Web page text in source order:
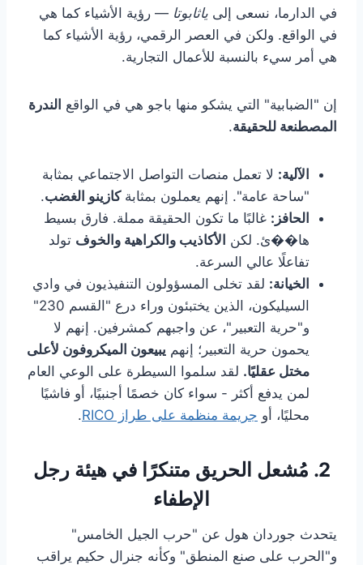
في الدارما، نسعى إلى ياثابوتا — رؤية الأشياء كما هي
في الواقع. ولكن في العصر الرقمي، رؤية الأشياء كما
هي أمر سيء بالنسبة للأعمال التجارية.
إن "الضبابية" التي يشكو منها باجو هي في الواقع الندرة
المصطنعة للحقيقة.
الآلية: لا تعمل منصات التواصل الاجتماعي بمثابة
"ساحة عامة". إنهم يعملون بمثابةكازينو الغضب.
الحافز: غالبًا ما تكون الحقيقة مملة. فارق بسيط
ها��ئ. لكن الأكاذيب والكراهية والخوف تولد
تفاعلًا عالي السرعة.
الخيانة: لقد تخلى المسؤولون التنفيذيون في وادي
السيليكون، الذين يختبئون وراء درع "القسم 230"
و"حرية التعبير"، عن واجبهم كمشرفين. إنهم لا
يحمون حرية التعبير؛ إنهم يبيعون الميكروفون لأعلى
مختل عقليًا. لقد سلموا السيطرة على الوعي العام
لمن يدفع أكثر - سواء كان خصمًا أجنبيًا، أو فاشيًا
محليًا، أو جريمة منظمة على طراز RICO .
2. مُشعل الحريق متنكرًا في هيئة رجل
الإطفاء
يتحدث جوردان هول عن "حرب الجيل الخامس"
و"الحرب على صنع المنطق" وكأنه جنرال حكيم يراقب